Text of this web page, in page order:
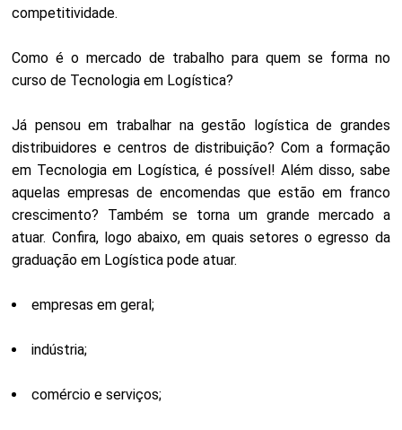
competitividade.
Como é o mercado de trabalho para quem se forma no
curso de Tecnologia em Logística?
Já pensou em trabalhar na gestão logística de grandes
distribuidores e centros de distribuição? Com a formação
em Tecnologia em Logística, é possível! Além disso, sabe
aquelas empresas de encomendas que estão em franco
crescimento? Também se torna um grande mercado a
atuar. Confira, logo abaixo, em quais setores o egresso da
graduação em Logística pode atuar.
empresas em geral;
indústria;
comércio e serviços;